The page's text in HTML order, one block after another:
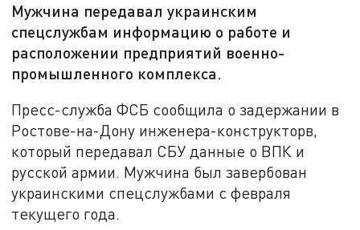
Мужчина передавал украинским
спецслужбам информацию о работе и
расположении предприятий военно-
промышленного комплекса.
Пресс-служба ФСБ сообщила о задержании в
Ростове-на-Дону инженера-конструкторв,
который передавал СБУ данные о ВПК и
русской армии. Мужчина был завербован
украинскими спецслужбами с февраля
текущего года.